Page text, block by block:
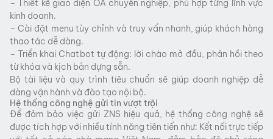
– Thiết kế giao diện OA chuyên nghiệp, phù hợp từng lĩnh vực
kinh doanh.
– Cài đặt menu tùy chỉnh và truy vấn nhanh, giúp khách hàng
thao tác dễ dàng.
– Triển khai Chatbot tự động: lời chào mở đầu, phản hồi theo
từ khóa và kịch bản dựng sẵn.
Bộ tài liệu và quy trình tiêu chuẩn sẽ giúp doanh nghiệp dễ
dàng vận hành và đào tạo nội bộ.
Hệ thống công nghệ gửi tin vượt trội
Để đảm bảo việc gửi ZNS hiệu quả, hệ thống công nghệ sẽ
được tích hợp với nhiều tính năng tiên tiến như: Kết nối trực tiếp